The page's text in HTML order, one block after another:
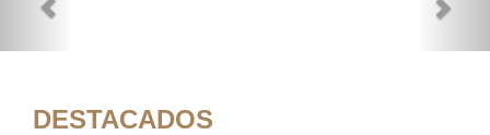
DESTACADOS